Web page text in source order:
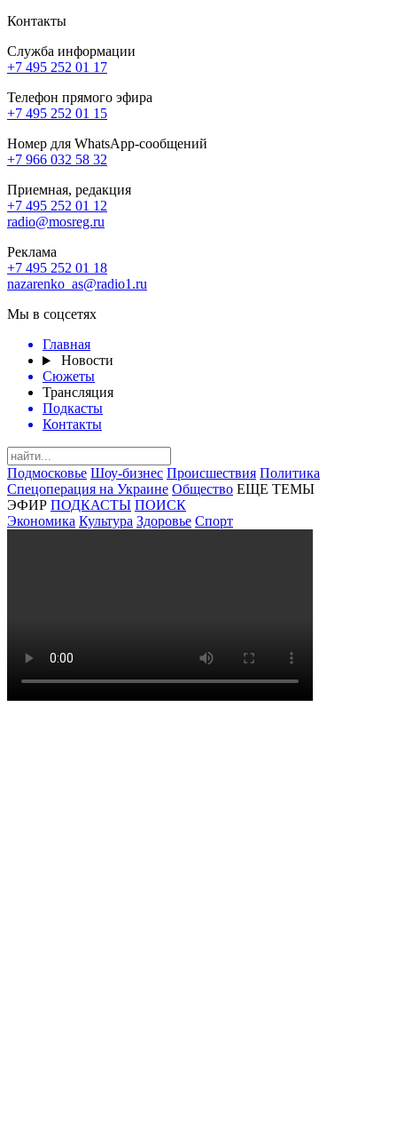
Контакты
Служба информации
+7 495 252 01 17
Телефон прямого эфира
+7 495 252 01 15
Номер для WhatsApp-сообщений
+7 966 032 58 32
Приемная, редакция
+7 495 252 01 12
radio@mosreg.ru
Реклама
+7 495 252 01 18
nazarenko_as@radio1.ru
Мы в соцсетях
Главная
Новости
Сюжеты
Трансляция
Подкасты
Контакты
Подмосковье Шоу-бизнес Происшествия Политика
Спецоперация на Украине Общество ЕЩЕ ТЕМЫ
ЭФИР ПОДКАСТЫ ПОИСК
Экономика Культура Здоровье Спорт